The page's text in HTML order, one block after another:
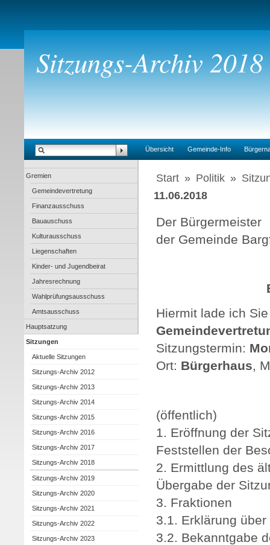
Sitzungs-Archiv 2018
Übersicht Gemeinde-Info
Gremien
Gemeindevertretung
Finanzausschuss
Bauauschuss
Kulturausschuss
Liegenschaften
Kinder- und Jugendbeirat
Jahresrechnung
Wahlprüfungsausschuss
Amtsausschuss
Hauptsatzung
Sitzungen
Aktuelle Sitzungen
Sitzungs-Archiv 2012
Sitzungs-Archiv 2013
Sitzungs-Archiv 2014
Sitzungs-Archiv 2015
Sitzungs-Archiv 2016
Sitzungs-Archiv 2017
Sitzungs-Archiv 2018
Sitzungs-Archiv 2019
Sitzungs-Archiv 2020
Sitzungs-Archiv 2021
Sitzungs-Archiv 2022
Sitzungs-Archiv 2023
Start » Politik »
11.06.2018
Der Bürgermeister
der Gemeinde
Hiermit lade ich
Sitzungstermin:
Ort: Bürgerhaus,
(öffentlich)
1. Eröffnung der
Feststellen der
2. Ermittlung des
Übergabe der
3. Fraktionen
3.1. Erklärung
3.2. Bekanntgabe